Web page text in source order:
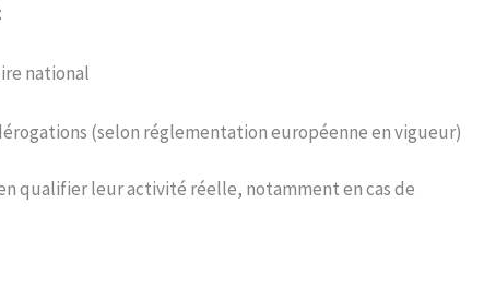
national
(selon réglementation européenne en vigueur)
qualifier leur activité réelle, notamment en cas de